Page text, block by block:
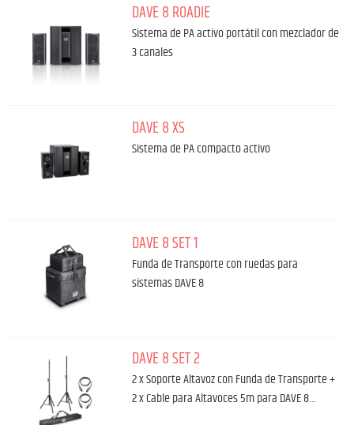
DAVE 8 ROADIE
Sistema de PA activo portátil con mezclador de
3 canales
DAVE 8 XS
Sistema de PA compacto activo
DAVE 8 SET 1
Funda de Transporte con ruedas para
sistemas DAVE 8
DAVE 8 SET 2
2 x Soporte Altavoz con Funda de Transporte +
2 x Cable para Altavoces 5m para DAVE 8…